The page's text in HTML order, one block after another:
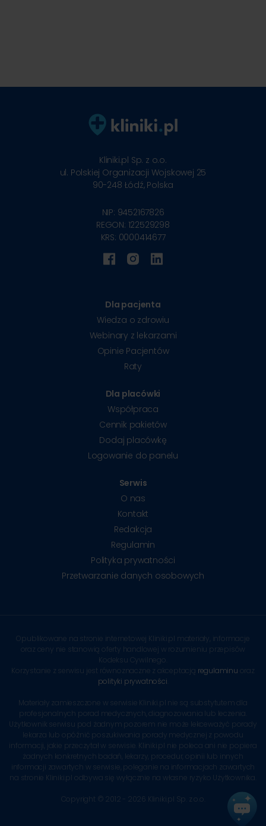
Kliniki.pl Sp. z o.o.
ul. Polskiej Organizacji Wojskowej 25
90-248 Łódź, Polska
NIP: 9452167826
REGON: 122529298
KRS: 0000414677
Dla pacjenta
Wiedza o zdrowiu
Webinary z lekarzami
Opinie Pacjentów
Raty
Dla placówki
Współpraca
Cennik pakietów
Dodaj placówkę
Logowanie do panelu
Serwis
O nas
Kontakt
Redakcja
Regulamin
Polityka prywatności
Przetwarzanie danych osobowych
Opublikowane na stronie internetowej Kliniki.pl materiały, informacje
oraz ceny nie stanowią oferty handlowej w rozumieniu przepisów
Kodeksu Cywilnego.
Korzystanie z serwisu jest równoznaczne z akceptacją regulaminu oraz
polityki prywatności
Materiały zamieszczone w serwisie Kliniki.pl nie są substytutem dla
profesjonalnych porad medycznych, diagnozowania lub leczenia.
Użytkownik serwisu pod żadnym pozorem nie może lekceważyć porady
lekarza lub opóźnić poszukiwania porady medycznej z powodu
informacji, jakie przeczytał w serwisie. Kliniki.pl nie poleca ani nie popiera
żadnych konkretnych badań, lekarzy, procedur, opinii lub innych
informacji zawartych w serwisie, poleganie na informacjach zawartych
na stronie Kliniki.pl odbywa się wyłącznie na własne ryzyko Użytkownika.
Copyright © 2012 - 2026 Kliniki.pl Sp. z o.o.